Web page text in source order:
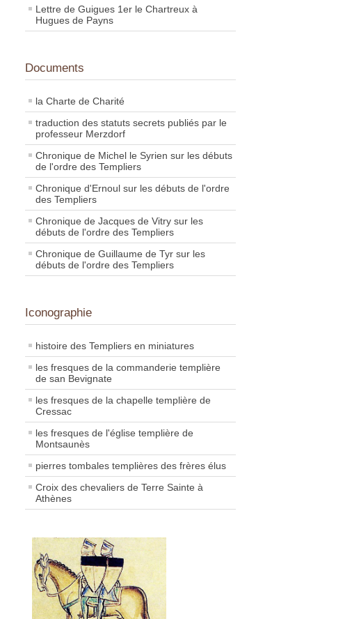
Lettre de Guigues 1er le Chartreux à
Hugues de Payns
Documents
la Charte de Charité
traduction des statuts secrets publiés par le
professeur Merzdorf
Chronique de Michel le Syrien sur les débuts
de l'ordre des Templiers
Chronique d'Ernoul sur les débuts de l'ordre
des Templiers
Chronique de Jacques de Vitry sur les
débuts de l'ordre des Templiers
Chronique de Guillaume de Tyr sur les
débuts de l'ordre des Templiers
Iconographie
histoire des Templiers en miniatures
les fresques de la commanderie templière
de san Bevignate
les fresques de la chapelle templière de
Cressac
les fresques de l'église templière de
Montsaunès
pierres tombales templières des frères élus
Croix des chevaliers de Terre Sainte à
Athènes